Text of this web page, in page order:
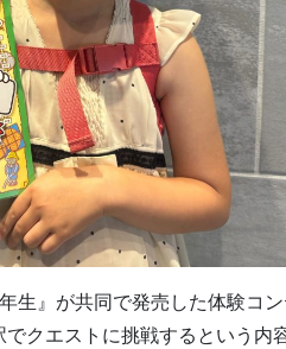
生』が共同で発売した体験コ
クエストに挑戦するという内